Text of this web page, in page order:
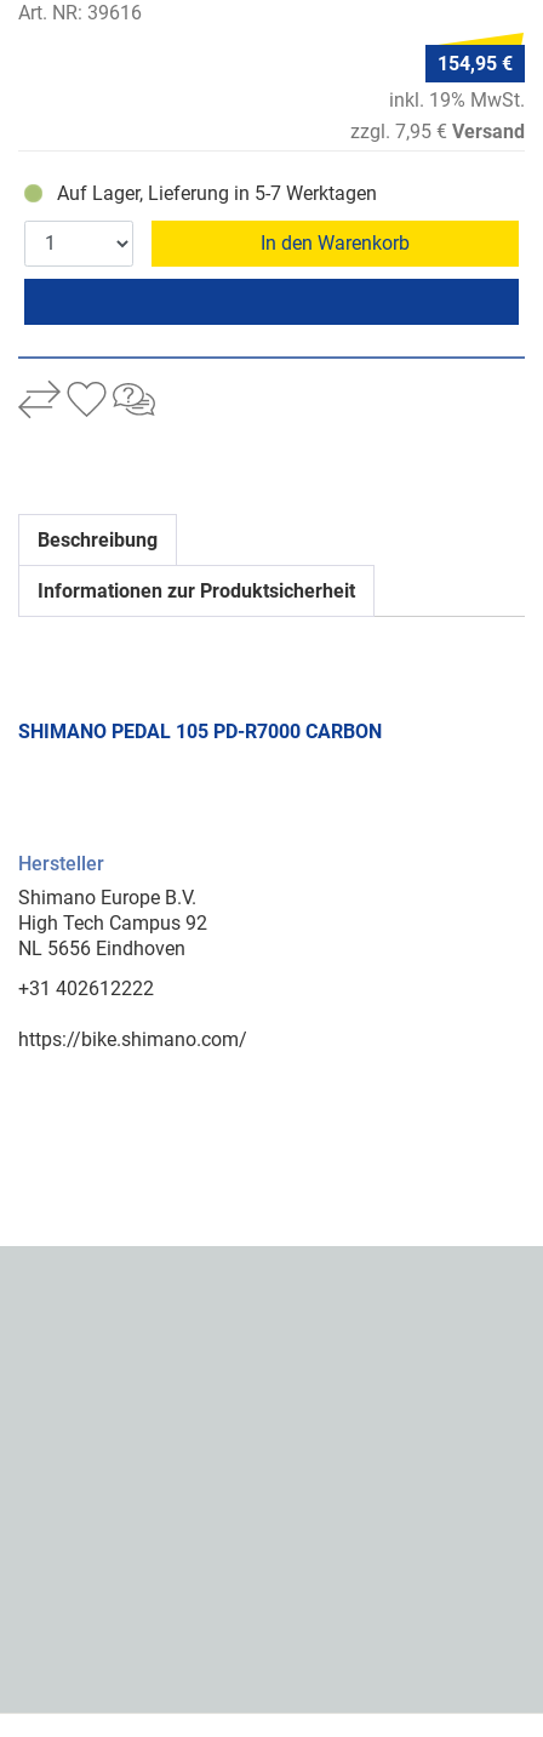
Art. NR: 39616
154,95 €
inkl. 19% MwSt.
zzgl. 7,95 € Versand
Auf Lager, Lieferung in 5-7 Werktagen
In den Warenkorb
Beschreibung
Informationen zur Produktsicherheit
SHIMANO PEDAL 105 PD-R7000 CARBON
Hersteller
Shimano Europe B.V.
High Tech Campus 92
NL 5656 Eindhoven
+31 402612222
https://bike.shimano.com/